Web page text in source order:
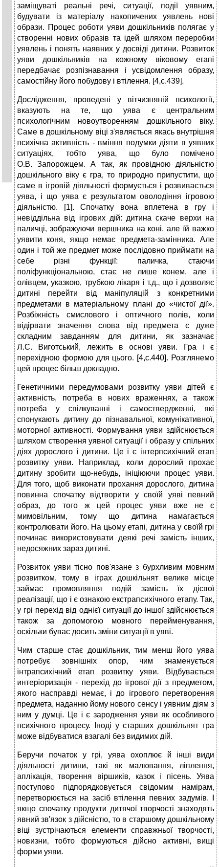
заміщуваті реальні речі, ситуації, події уявним,
будувати із матеріалу накопичених уявлень нові
образи. Процес роботи уяви дошкільників полягає у
створенні нових образів та ідей шляхом переробки
уявлень і понять наявних у досвіді дитини. Розвиток
уяви дошкільників на кожному віковому етапі
передбачає розпізнавання і усвідомлення образу,
самостійну його побудову і втілення. [4,c.439].
Дослідження, проведені у вітчизняній психології,
вказують на те, що уява є центральним
психологічним новоутворенням дошкільного віку.
Саме в дошкільному віці з'являється якась внутрішня
психічна активність - вміння подумки діяти в уявних
ситуаціях, тобто уява, що було помічено
О.В. Запорожцем. А так, як провідною діяльністю
дошкільного віку є гра, то природно припустити, що
саме в ігровій діяльності формується і розвивається
уява, і що уява є результатом оволодіння ігровою
діяльністю. [1]. Спочатку вона вплетена в гру і
невіддільна від ігрових дій: дитина скаче верхи на
паличці, зображуючи вершника на коні, але їй важко
уявити коня, якщо немає предмета-замінника. Але
один і той же предмет може послідовно приймати на
себе різні функції: паличка, стаючи
поліфункціональною, стає не лише конем, але і
олівцем, указкою, трубкою лікаря і т.д., що і дозволяє
дитині перейти від маніпуляцій з конкретними
предметами в матеріальному плані до «чистої дії».
Розбіжність смислового і оптичного полів, коли
відірвати значення слова від предмета є дуже
складним завданням для дитини, як зазначає
Л.С. Виготський, лежить в основі уяви. Гра і є
перехідною формою для цього. [4,c.440]. Розглянемо
цей процес більш докладно.
Генетичними передумовами розвитку уяви дітей є
активність, потреба в нових враженнях, а також
потреба у спілкуванні і самоствердженні, які
спонукають дитину до пізнавальної, комунікативної,
моторної активності. Формування уяви здійснюється
шляхом створення уявної ситуації і образу у спільних
діях дорослого і дитини. Це і є інтерпсихічний етап
розвитку уяви. Наприклад, коли дорослий прохає
дитину зробити що-небудь, ініціюючи процес уяви.
Для того, щоб виконати прохання дорослого, дитина
повинна спочатку відтворити у своїй уяві певний
образ, до того ж цей процес уяви вже не є
мимовільним, тому що дитина намагається
контролювати його. На цьому етапі, дитина у своїй грі
починає використовувати деякі речі замість інших,
недосяжних зараз дитині.
Розвиток уяви тісно пов'язане з бурхливим мовним
розвитком, тому в іграх дошкільнят велике місце
займає промовляння подій замість їх дієвої
реалізації, що і є ознакою екстрапсихічного етапу. Так,
у грі перехід від однієї ситуації до іншої здійснюється
також за допомогою мовного перейменування,
оскільки буває досить зміни ситуації в уяві.
Чим старше стає дошкільник, тим менш його уява
потребує зовнішніх опор, чим знаменується
інтрапсихічний етап розвитку уяви. Відбувається
интеріоризація - перехід до ігрової дії з предметом,
якого насправді немає, і до ігрового перетворення
предмета, наданню йому нового сенсу і уявним діям з
ним у думці. Це і є зародження уяви як особливого
психічного процесу. Іноді у старших дошкільнят гра
може відбуватися взагалі без видимих дій.
Беручи початок у грі, уява охоплює й інші види
діяльності дитини, такі як малювання, ліплення,
аплікація, творення віршиків, казок і пісень. Уява
поступово підпорядковується свідомим намірам,
перетворюється на засіб втілення певних задумів. І
якщо спочатку продукти дитячої творчості знаходять
явний зв'язок з дійсністю, то в старшому дошкільному
віці зустрічаються елементи справжньої творчості,
новизни, тобто формуються дійсно активні, вищі
форми уяви.